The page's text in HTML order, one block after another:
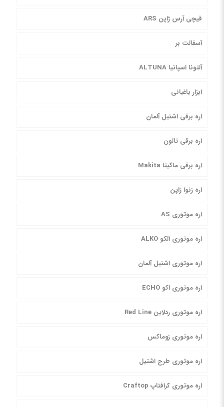
قیچی آرس ژاپن ARS
آسفالت بر
آلتونا اسپانیا ALTUNA
ابزار باغبانی
اره برقی اشتیل آلمان
اره برقی تالون
اره برقی ماکیتا Makita
اره زنوا ژاپن
اره موتوری AS
اره موتوری آلکو ALKO
اره موتوری اشتیل آلمان
اره موتوری اکو ECHO
اره موتوری ردلاین Red Line
اره موتوری زوماکس
اره موتوری طرح اشتیل
اره موتوری کرافتاپ Craftop